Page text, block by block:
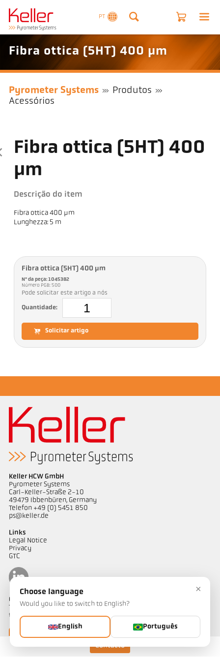
PT
Contacto
Fibra ottica (5HT) 400 µm
Pyrometer Systems
Produtos
Acessórios
Fibra ottica (5HT) 400
µm
Descrição do item
Fibra ottica 400 µm
Lunghezza: 5 m
Fibra ottica (5HT) 400 µm
Nº da peça: 1045382
Número PGB: 500
Pode solicitar este artigo a nós
Quantidade:
Solicitar artigo
Keller HCW GmbH
Pyrometer Systems
Carl-Keller-Straße 2-10
49479 Ibbenbüren, Germany
Telefon +49 (0) 5451 850
ps@keller.de
Links
Legal Notice
Privacy
GTC
Contacto
Tem alguma questão sobre as nossas soluções de medição de
temperatura? A nossa equipa terá todo o prazer em ajudá-lo.
Entre em contato
×
Choose language
Would you like to switch to English?
English Português